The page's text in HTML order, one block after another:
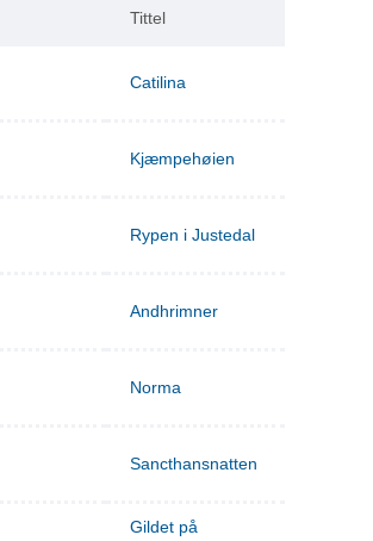
Tittel
Catilina
Kjæmpehøien
Rypen i Justedal
Andhrimner
Norma
Sancthansnatten
Gildet på